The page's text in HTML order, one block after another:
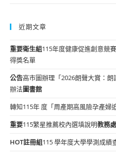
近期文章
重要衛生組115年度健康促進創意競
得獎名單
公告高市圖辦理「2026朗聲大賞：
辦法圖書館
轉知115年 度「周產期高風險孕產婦
重要115繁星推薦校內選填說明教務處
HOT註冊組115 學年度大學學測成績